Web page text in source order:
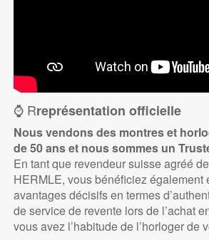
⌚ Rreprésentation officielle
Nous vendons des montres et
de 50 ans et nous sommes un
En tant que revendeur suisse agréé
HERMLE, vous bénéficiez également
avantages décisifs en termes
de service de revente lors de l’achat
vous avez l’habitude de l’horloger de